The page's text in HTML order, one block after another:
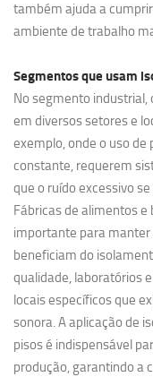
também ajuda a
ambiente de trabalho
Segmentos que usam
No segmento
em diversos setores e
exemplo, onde o uso
constante, requerem
que o ruído excessivo
Fábricas de alimentos e
importante para
beneficiam do
qualidade, laboratórios
locais específicos que
sonora. A aplicação de
pisos é indispensável
produção, garantindo a